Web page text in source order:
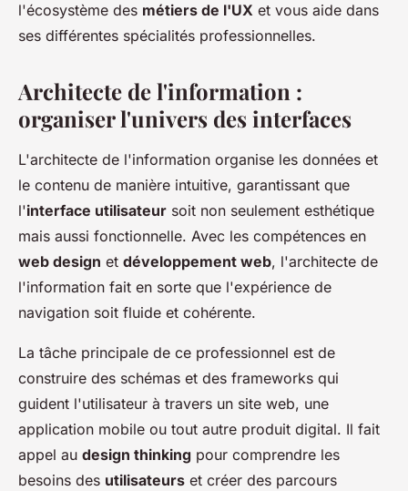
l'écosystème des métiers de l'UX et vous aide dans
ses différentes spécialités professionnelles.
Architecte de l'information :
organiser l'univers des interfaces
L'architecte de l'information organise les données et
le contenu de manière intuitive, garantissant que
l'interface utilisateur soit non seulement esthétique
mais aussi fonctionnelle. Avec les compétences en
web design et développement web, l'architecte de
l'information fait en sorte que l'expérience de
navigation soit fluide et cohérente.
La tâche principale de ce professionnel est de
construire des schémas et des frameworks qui
guident l'utilisateur à travers un site web, une
application mobile ou tout autre produit digital. Il fait
appel au design thinking pour comprendre les
besoins des utilisateurs et créer des parcours